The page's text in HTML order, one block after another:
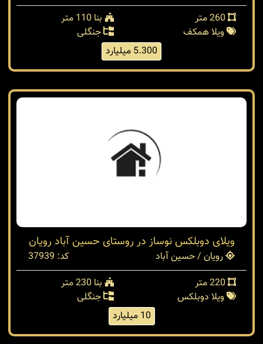
بنا 110 متر
ویلا همکف
جنگلی
5.300 میلیارد
ویلای دوبلکس نوساز در روستای حسین آباد رویان
رویان / حسین آباد
کد: 37939
بنا 230 متر
ویلا دوبلکس
جنگلی
10 میلیارد